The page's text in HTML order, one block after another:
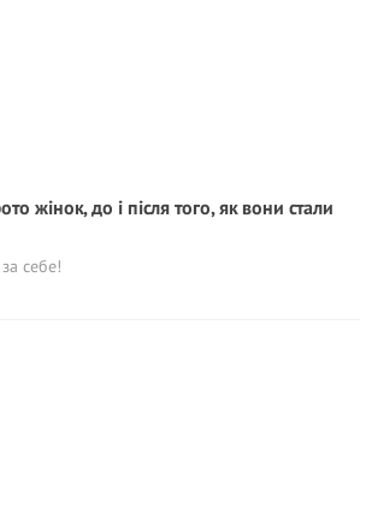
жінок, до і після того, як вони стали
себе!